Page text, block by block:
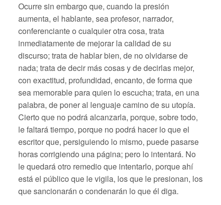
Ocurre sin embargo que, cuando la presión
aumenta, el hablante, sea profesor, narrador,
conferenciante o cualquier otra cosa, trata
inmediatamente de mejorar la calidad de su
discurso; trata de hablar bien, de no olvidarse de
nada; trata de decir más cosas y de decirlas mejor,
con exactitud, profundidad, encanto, de forma que
sea memorable para quien lo escucha; trata, en una
palabra, de poner al lenguaje camino de su utopía.
Cierto que no podrá alcanzarla, porque, sobre todo,
le faltará tiempo, porque no podrá hacer lo que el
escritor que, persiguiendo lo mismo, puede pasarse
horas corrigiendo una página; pero lo intentará. No
le quedará otro remedio que intentarlo, porque ahí
está el público que le vigila, los que le presionan, los
que sancionarán o condenarán lo que él diga.